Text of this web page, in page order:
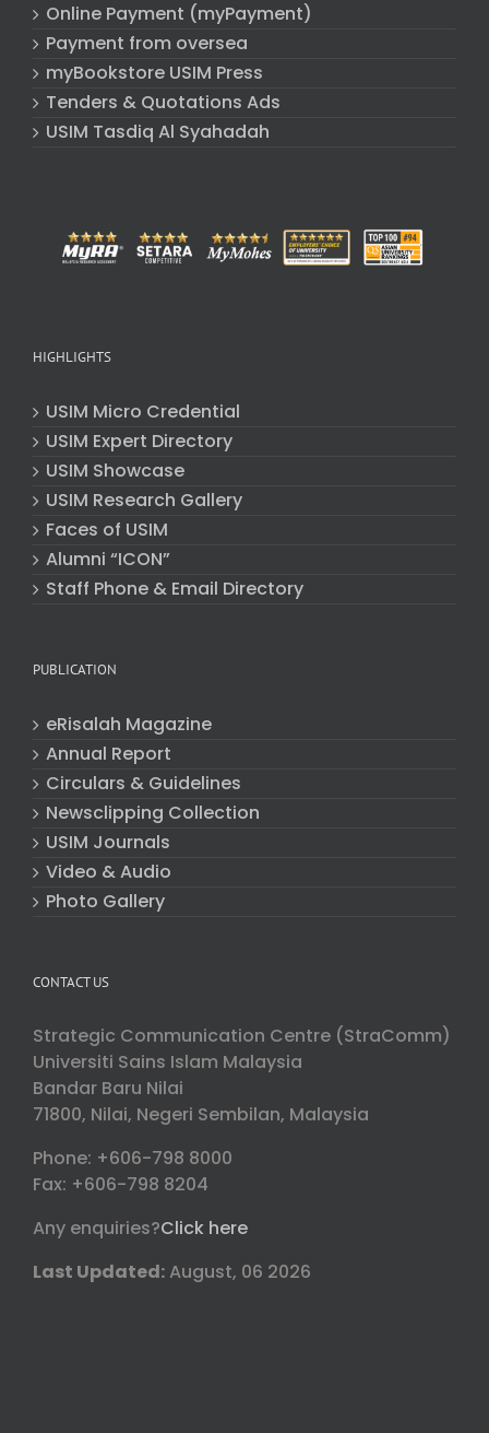
Online Payment (myPayment)
Payment from oversea
myBookstore USIM Press
Tenders & Quotations Ads
USIM Tasdiq Al Syahadah
HIGHLIGHTS
USIM Micro Credential
USIM Expert Directory
USIM Showcase
USIM Research Gallery
Faces of USIM
Alumni “ICON”
Staff Phone & Email Directory
PUBLICATION
eRisalah Magazine
Annual Report
Circulars & Guidelines
Newsclipping Collection
USIM Journals
Video & Audio
Photo Gallery
CONTACT US
Strategic Communication Centre (StraComm)
Universiti Sains Islam Malaysia
Bandar Baru Nilai
71800, Nilai, Negeri Sembilan, Malaysia
Phone: +606-798 8000
Fax: +606-798 8204
Any enquiries?Click here
Last Updated: August, 06 2026